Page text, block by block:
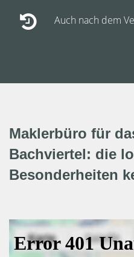
Auch nach dem
Maklerbüro für
Bachviertel: die
Besonderheiten